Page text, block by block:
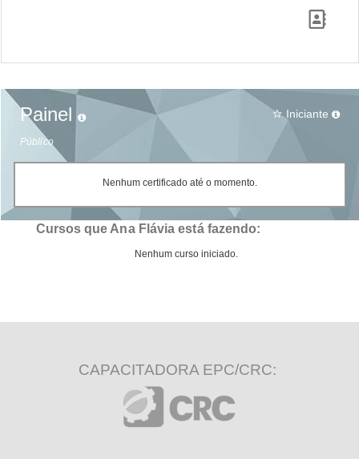
Painel
Público
star_border Iniciante
Nenhum certificado até o momento.
Cursos que Ana Flávia está fazendo:
Nenhum curso iniciado.
CAPACITADORA EPC/CRC: